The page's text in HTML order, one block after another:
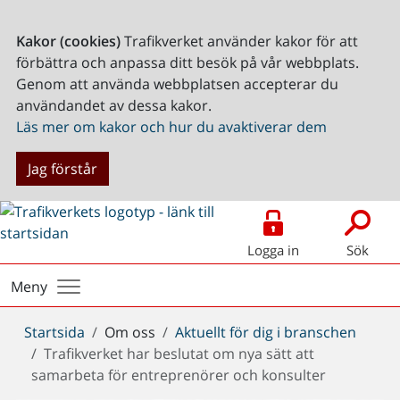
Kakor (cookies)Trafikverket använder kakor för att
förbättra och anpassa ditt besök på vår webbplats.
Genom att använda webbplatsen accepterar du
användandet av dessa kakor.
Läs mer om kakor och hur du avaktiverar dem
Jag förstår
Logga in Sök
Meny
Du
är
här:
Startsida Om oss
Aktuellt för dig i branschen
Trafikverket har beslutat om nya sätt att
samarbeta för entreprenörer och konsulter